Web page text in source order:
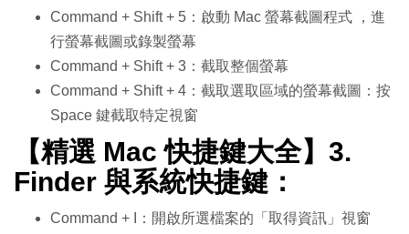
Command + Shift + 5：啟動 Mac 螢幕截圖程式 ，進
行螢幕截圖或錄製螢幕
Command + Shift + 3：截取整個螢幕
Command + Shift + 4：截取選取區域的螢幕截圖：按
Space 鍵截取特定視窗
【精選 Mac 快捷鍵大全】3.
Finder 與系統快捷鍵：
Command + I：開啟所選檔案的「取得資訊」視窗